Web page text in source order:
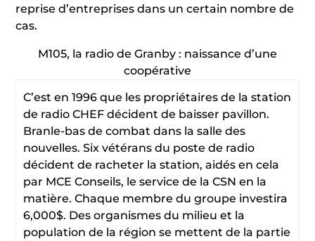
reprise d’entreprises dans un certain nombre de
cas.
M105, la radio de Granby : naissance d’une
coopérative
C’est en 1996 que les propriétaires de la station
de radio CHEF décident de baisser pavillon.
Branle-bas de combat dans la salle des
nouvelles. Six vétérans du poste de radio
décident de racheter la station, aidés en cela
par MCE Conseils, le service de la CSN en la
matière. Chaque membre du groupe investira
6,000$. Des organismes du milieu et la
population de la région se mettent de la partie